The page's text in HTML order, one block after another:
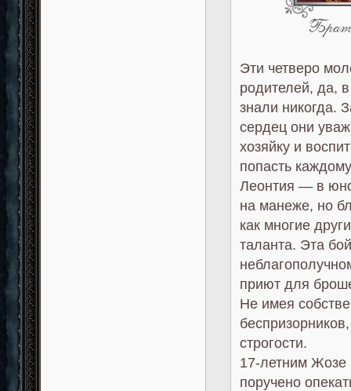
Эти четверо
родителей, да,
знали никогда.
сердец они
хозяйку и
попасть
Леонтия — в
на манеже, но
как многие
таланта. Эта
приют для
Не имея
строгости.
17-летним Жозе
поручено